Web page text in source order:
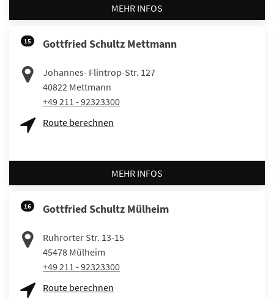
MEHR INFOS
15 Gottfried Schultz Mettmann
Johannes- Flintrop-Str. 127
40822 Mettmann
+49 211 - 92323300
Route berechnen
MEHR INFOS
16 Gottfried Schultz Mülheim
Ruhrorter Str. 13-15
45478 Mülheim
+49 211 - 92323300
Route berechnen